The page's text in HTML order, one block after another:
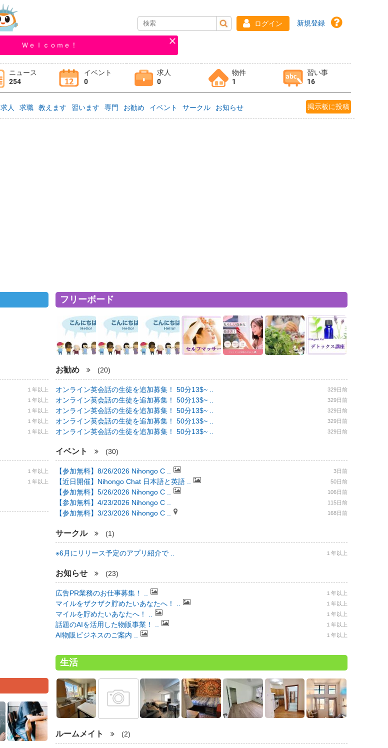
ログイン 新規登録
Ｗｅｌｃｏｍｅ！
ニュース
254
イベント
0
求人
0
物件
1
習い事
16
求人 求職 教えます 習います 専門 お勧め イベント サークル お知らせ 掲示板に投稿
１年以上
１年以上
１年以上
１年以上
１年以上
１年以上
１年以上
フリーボード
お勧め (20)
オンライン英会話の生徒を追加募集！ 50分13$~ .. 329日前
オンライン英会話の生徒を追加募集！ 50分13$~ .. 329日前
オンライン英会話の生徒を追加募集！ 50分13$~ .. 329日前
オンライン英会話の生徒を追加募集！ 50分13$~ .. 329日前
オンライン英会話の生徒を追加募集！ 50分13$~ .. 329日前
イベント (30)
【参加無料】8/26/2026 Nihongo C .. 3日前
【近日開催】Nihongo Chat 日本語と英語 .. 50日前
【参加無料】5/26/2026 Nihongo C .. 106日前
【参加無料】4/23/2026 Nihongo C .. 115日前
【参加無料】3/23/2026 Nihongo C .. 168日前
サークル (1)
※6月にリリース予定のアプリ紹介で .. １年以上
お知らせ (23)
広告PR業務のお仕事募集！ .. １年以上
マイルをザクザク貯めたいあなたへ！ .. １年以上
マイルを貯めたいあなたへ！ .. １年以上
話題のAIを活用した物販事業！ .. １年以上
AI物販ビジネスのご案内 .. １年以上
生活
ルームメイト (2)